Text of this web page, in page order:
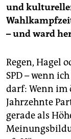
und
– und ward
Regen, Hagel
SPD – wenn
darf: Wenn im
Jahrzehnte
gerade als